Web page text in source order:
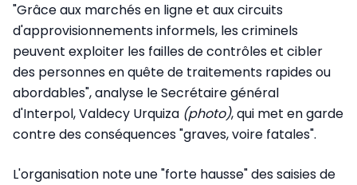
"Grâce aux marchés en ligne et aux circuits
d'approvisionnements informels, les criminels
peuvent exploiter les failles de contrôles et cibler
des personnes en quête de traitements rapides ou
abordables", analyse le Secrétaire général
d'Interpol, Valdecy Urquiza (photo), qui met en garde
contre des conséquences "graves, voire fatales".
L'organisation note une "forte hausse" des saisies de